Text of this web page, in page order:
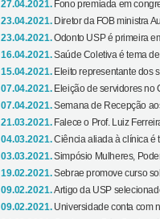
27.04.2021. Fono premiada em
23.04.2021. Diretor da FOB ministra
23.04.2021.Odonto USP é primeira
16.04.2021.Saúde Coletiva é tema
15.04.2021. Eleito representante dos
07.04.2021. Eleição de servidores no
07.04.2021.Semana de Recepção
21.03.2021. Falece o Prof. Luiz
04.03.2021.Ciência aliada à clínica é
03.03.2021.Simpósio Mulheres,
19.02.2021.Sebrae promove curso
09.02.2021.Artigo da USP
09.02.2021. Universidade conta com